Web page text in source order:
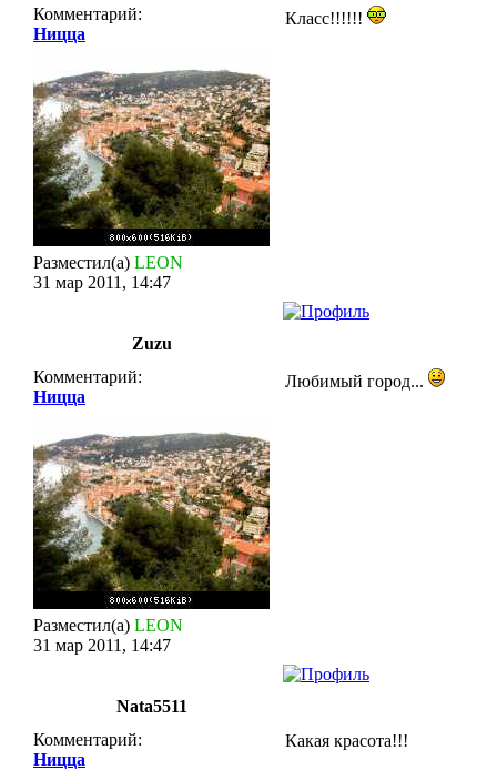
Комментарий:
Ницца
Разместил(а) LEON
31 мар 2011, 14:47
Класс!!!!!!
Zuzu
Комментарий:
Ницца
Разместил(а) LEON
31 мар 2011, 14:47
Любимый город...
Nata5511
Комментарий:
Ницца
Какая красота!!!